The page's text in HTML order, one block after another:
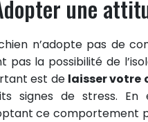
une
n’adopte pas de
pas la possibilité de
est de laisser votre
signes de stress.
ce comportement